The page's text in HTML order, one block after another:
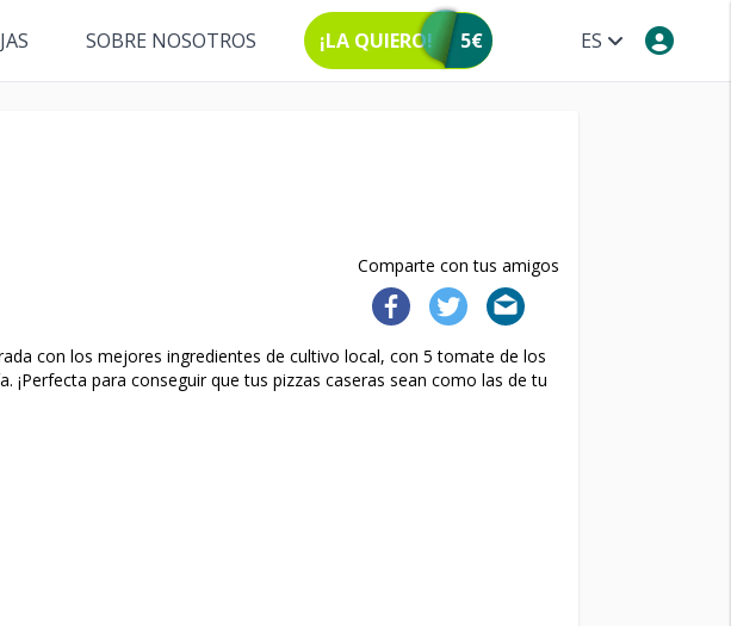
ES
SOBRE NOSOTROS ¡LA QUIERO! 5€
Comparte con tus amigos
con los mejores ingredientes de cultivo local, con 5 tomate de los
¡Perfecta para conseguir que tus pizzas caseras sean como las de tu